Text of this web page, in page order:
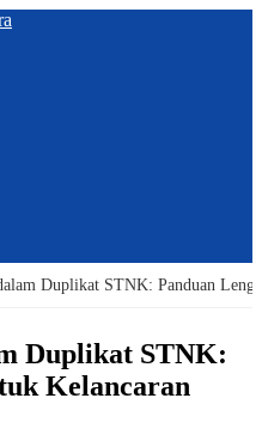
Duplikat STNK: Panduan
Duplikat STNK:
Kelancaran